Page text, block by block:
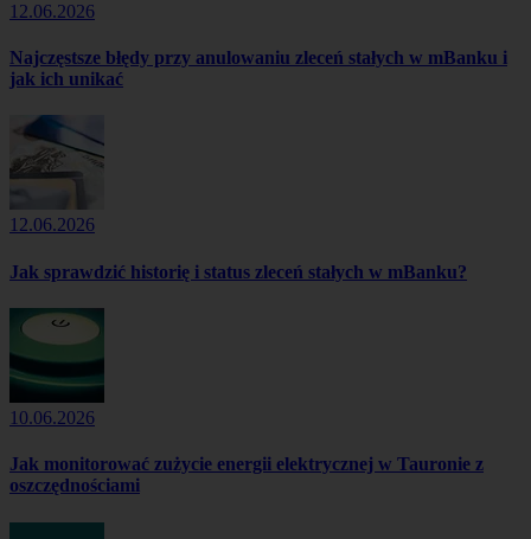
12.06.2026
Najczęstsze błędy przy anulowaniu zleceń stałych w mBanku i
jak ich unikać
12.06.2026
Jak sprawdzić historię i status zleceń stałych w mBanku?
10.06.2026
Jak monitorować zużycie energii elektrycznej w Tauronie z
oszczędnościami